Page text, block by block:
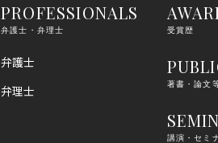
PROFESSIONALS
弁護士・弁理士
弁護士
弁理士
受賞歴
著書・論文
講演・セミ